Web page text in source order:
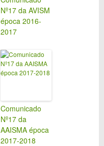
Nº17 da AVISM
época 2016-
2017
Comunicado
Nº17 da
AAISMA época
2017-2018